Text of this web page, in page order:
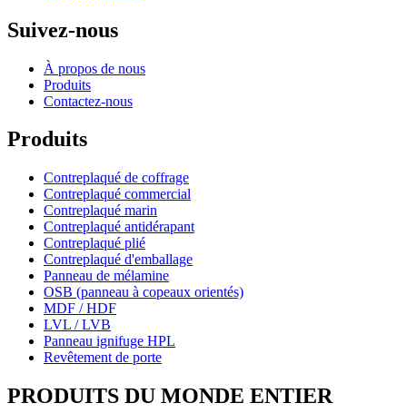
Suivez-nous
À propos de nous
Produits
Contactez-nous
Produits
Contreplaqué de coffrage
Contreplaqué commercial
Contreplaqué marin
Contreplaqué antidérapant
Contreplaqué plié
Contreplaqué d'emballage
Panneau de mélamine
OSB (panneau à copeaux orientés)
MDF / HDF
LVL / LVB
Panneau ignifuge HPL
Revêtement de porte
PRODUITS DU MONDE ENTIER